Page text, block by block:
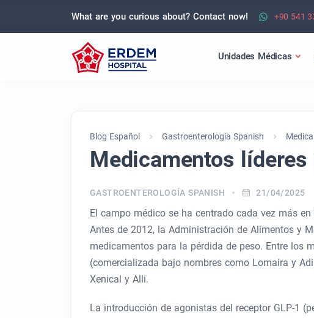
What are you curious about? Contact now! +90 541
Unidades Médicas
Blog Español Gastroenterología Spanish
Medicamentos
GASTROENTEROLOGÍA SPANISH 21/04/2025
El campo médico se ha centrado cada vez más
Antes de 2012, la Administración de Alimentos y
medicamentos para la pérdida de peso. Entre los
(comercializada bajo nombres como Lomaira y
Xenical y Alli.
La introducción de agonistas del receptor GLP-1